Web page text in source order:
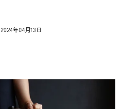
2024年04月13日